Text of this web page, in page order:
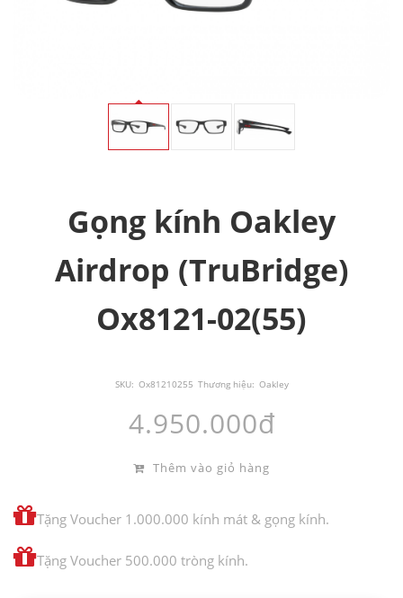
Gọng kính Oakley
Airdrop (TruBridge)
Ox8121-02(55)
SKU: Ox81210255 Thương hiệu: Oakley
4.950.000đ
Thêm vào giỏ hàng
Tặng Voucher 1.000.000 kính mát & gọng kính.
Tặng Voucher 500.000 tròng kính.